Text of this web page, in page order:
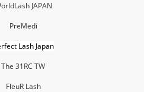
JAPAN
PreMedi
Lash Japan
The 31RC TW
FleuR Lash